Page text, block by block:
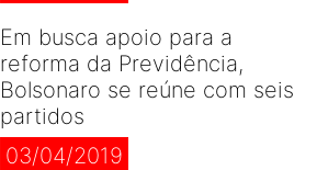
Em busca apoio para a
reforma da Previdência,
Bolsonaro se reúne com seis
partidos
03/04/2019